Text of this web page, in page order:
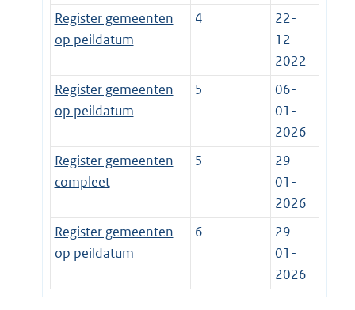
Register gemeenten
op peildatum
4
22-
12-
2022
Register gemeenten
op peildatum
5
06-
01-
2026
Register gemeenten
compleet
5
29-
01-
2026
Register gemeenten
op peildatum
6
29-
01-
2026